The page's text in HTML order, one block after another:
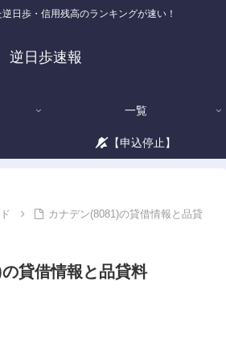
日歩・信用残高のランキングが速い！
逆日歩速報
一覧
【申込停止】
カナデン(8081)の貸借情報と品貸
貸借情報と品貸料